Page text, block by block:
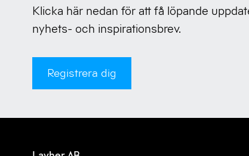
Klicka här nedan för att få löpande
nyhets- och inspirationsbrev.
Registrera dig